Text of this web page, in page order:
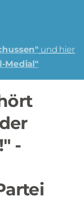
und hier
Medial"
-